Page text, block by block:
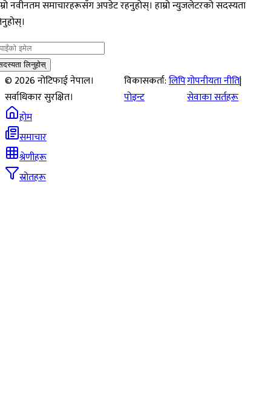
नवीनतम समाचारहरूसँग अपडेट रहनुहोस्। हाम्रो न्युजलेटरको सदस्यता
लिनुहोस्
©2026नोटिफाई नेपाल।
सर्वाधिकार सुरक्षित।
विकासकर्ता:लिपि
पोइन्ट
गोपनीयता नीति|
सेवाका सर्तहरू
होम
समाचार
श्रेणीहरू
स्रोतहरू